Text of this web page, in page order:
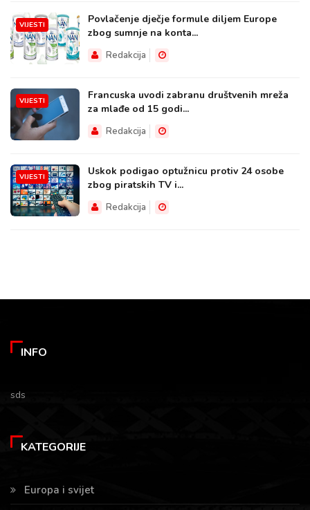
VIJESTI
Povlačenje dječje formule diljem Europe
zbog sumnje na konta...
Redakcija
VIJESTI
Francuska uvodi zabranu društvenih mreža
za mlađe od 15 godi...
Redakcija
VIJESTI
Uskok podigao optužnicu protiv 24 osobe
zbog piratskih TV i...
Redakcija
INFO
sds
KATEGORIJE
Europa i svijet